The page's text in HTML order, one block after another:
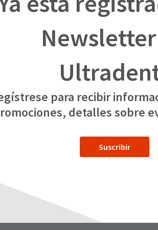
para recibir
detalles sobre
Suscribir